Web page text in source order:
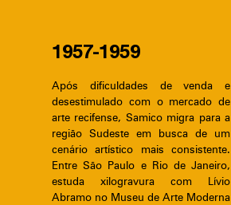
1957-1959
Após dificuldades de venda e
desestimulado com o mercado de
arte recifense, Samico migra para a
região Sudeste em busca de um
cenário artístico mais consistente.
Entre São Paulo e Rio de Janeiro,
estuda xilogravura com Lívio
Abramo no Museu de Arte Moderna